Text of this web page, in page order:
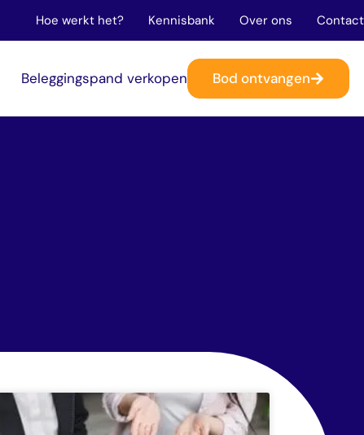
Hoe werkt het? Kennisbank Over ons Contact
Beleggingspand verkopen Bod ontvangen